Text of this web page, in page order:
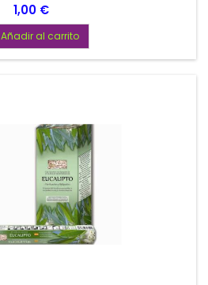
Precio
1,00 €
Añadir al carrito